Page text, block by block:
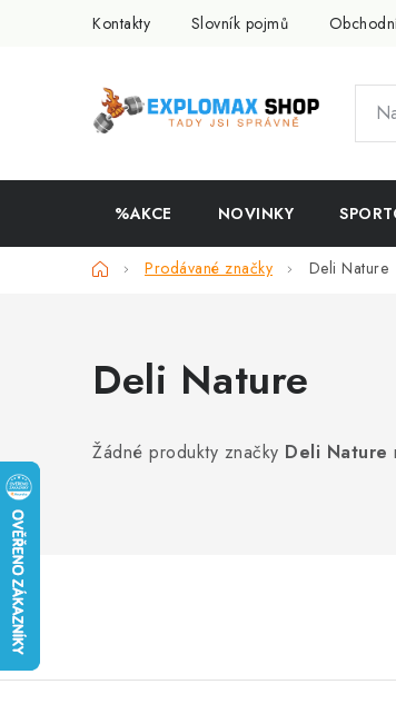
Kontakty Slovník pojmů
%AKCE NOVINKY
DomůProdávané značky Deli Nature
Deli Nature
Žádné produkty značky Deli Nature